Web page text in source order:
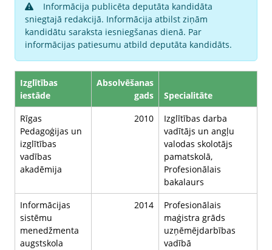
Informācija publicēta deputāta kandidāta
sniegtajā redakcijā. Informācija atbilst ziņām
kandidātu saraksta iesniegšanas dienā. Par
informācijas patiesumu atbild deputāta kandidāts.
Izglītības
iestāde
Absolvēšanas
gads
Specialitāte
Rīgas
Pedagoģijas un
izglītības
vadības
akadēmija
2010
Izglītības darba
vadītājs un angļu
valodas skolotājs
pamatskolā,
Profesionālais
bakalaurs
Informācijas
sistēmu
menedžmenta
augstskola
2014
Profesionālais
maģistra grāds
uzņēmējdarbības
vadībā